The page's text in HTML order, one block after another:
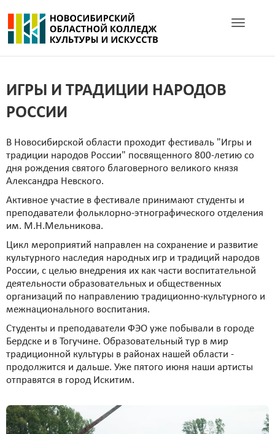
Toggle
ИГРЫ И ТРАДИЦИИ НАРОДОВ
РОССИИ
В Новосибирской области проходит фестиваль "Игры и
традиции народов России" посвященного 800-летию со
дня рождения святого благоверного великого князя
Александра Невского.
Активное участие в фестивале принимают студенты и
преподаватели фольклорно-этнографического отделения
им. М.Н.Мельникова.
Цикл мероприятий направлен на сохранение и развитие
культурного наследия народных игр и традиций народов
России, с целью внедрения их как части воспитательной
деятельности образовательных и общественных
организаций по направлению традиционно-культурного и
межнационального воспитания.
Студенты и преподаватели ФЭО уже побывали в городе
Бердске и в Тогучине. Образовательный тур в мир
традиционной культуры в районах нашей области -
продолжится и дальше. Уже пятого июня наши артисты
отправятся в город Искитим.